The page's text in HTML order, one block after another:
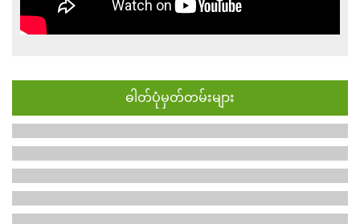
ဓါတ်ပုံမှတ်တမ်းများ